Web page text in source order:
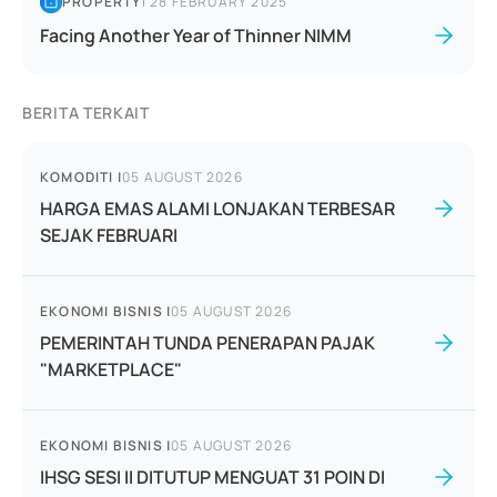
Facing Another Year of Thinner NIMM
BERITA TERKAIT
KOMODITI |05 AUGUST 2026
HARGA EMAS ALAMI LONJAKAN TERBESAR
SEJAK FEBRUARI
EKONOMI BISNIS |05 AUGUST 2026
PEMERINTAH TUNDA PENERAPAN PAJAK
"MARKETPLACE"
EKONOMI BISNIS |05 AUGUST 2026
IHSG SESI II DITUTUP MENGUAT 31 POIN DI